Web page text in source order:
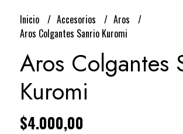
Inicio Accesorios
Aros
Aros Colgantes Sanrio Kuromi
Aros Colgantes
Kuromi
$4.000,00